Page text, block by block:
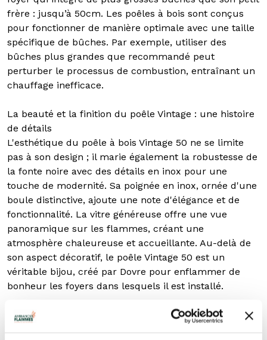
frère : jusqu’à 50cm. Les poêles à bois sont conçus
pour fonctionner de manière optimale avec une taille
spécifique de bûches. Par exemple, utiliser des
bûches plus grandes que recommandé peut
perturber le processus de combustion, entraînant un
chauffage inefficace.
La beauté et la finition du poêle Vintage : une histoire
de détails
L'esthétique du poêle à bois Vintage 50 ne se limite
pas à son design ; il marie également la robustesse de
la fonte noire avec des détails en inox pour une
touche de modernité. Sa poignée en inox, ornée d'une
boule distinctive, ajoute une note d'élégance et de
fonctionnalité. La vitre généreuse offre une vue
panoramique sur les flammes, créant une
atmosphère chaleureuse et accueillante. Au-delà de
son aspect décoratif, le poêle Vintage 50 est un
véritable bijou, créé par Dovre pour enflammer de
bonheur les foyers dans lesquels il est installé.
La qualité et les performances de Dovre au rendez-